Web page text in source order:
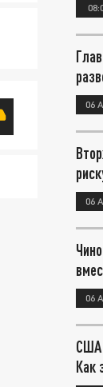
06
06
06
США
Как